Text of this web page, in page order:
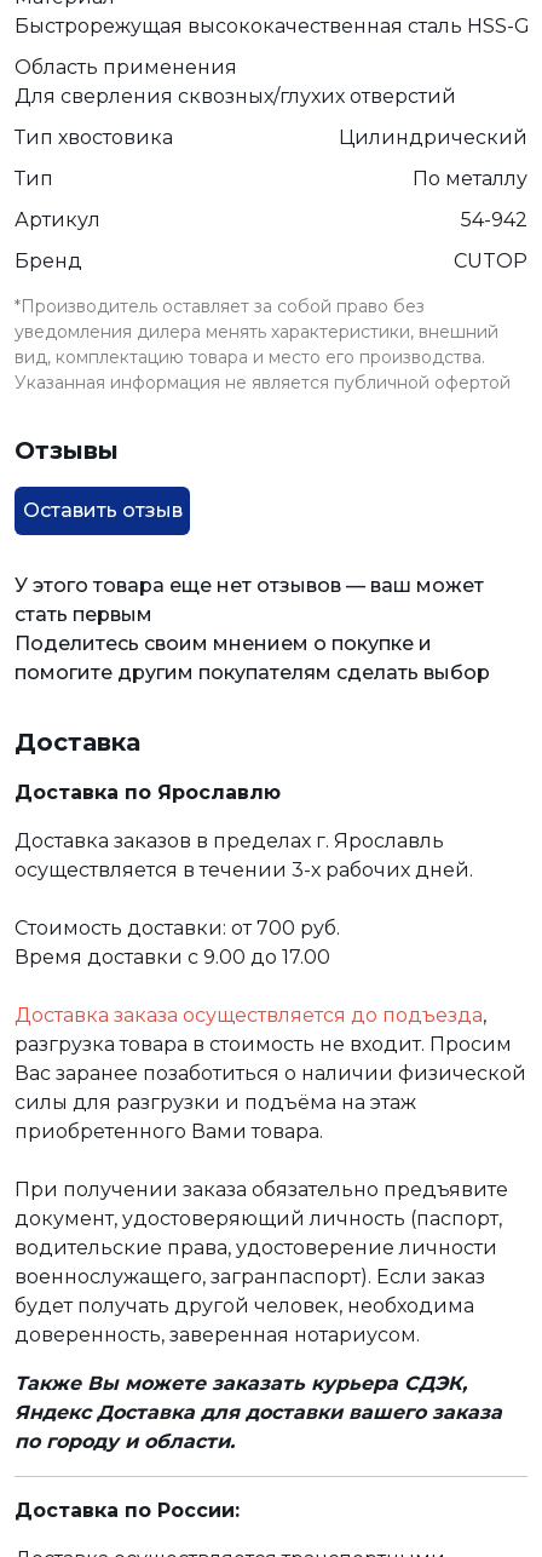
Быстрорежущая высококачественная сталь HSS-G
Область применения
Для сверления сквозных/глухих отверстий
Тип хвостовика
Цилиндрический
Тип
По металлу
Артикул
54-942
Бренд
CUTOP
*Производитель оставляет за собой право без
уведомления дилера менять характеристики, внешний
вид, комплектацию товара и место его производства.
Указанная информация не является публичной офертой
Отзывы
Оставить отзыв
У этого товара еще нет отзывов — ваш может
стать первым
Поделитесь своим мнением о покупке и
помогите другим покупателям сделать выбор
Доставка
Доставка по Ярославлю
Доставка заказов в пределах г. Ярославль
осуществляется в течении 3-х рабочих дней.
Стоимость доставки: от 700 руб.
Время доставки с 9.00 до 17.00
Доставка заказа осуществляется до подъезда,
разгрузка товара в стоимость не входит. Просим
Вас заранее позаботиться о наличии физической
силы для разгрузки и подъёма на этаж
приобретенного Вами товара.
При получении заказа обязательно предъявите
документ, удостоверяющий личность (паспорт,
водительские права, удостоверение личности
военнослужащего, загранпаспорт). Если заказ
будет получать другой человек, необходима
доверенность, заверенная нотариусом.
Также Вы можете заказать курьера СДЭК,
Яндекс Доставка для доставки вашего заказа
по городу и области.
Доставка по России: